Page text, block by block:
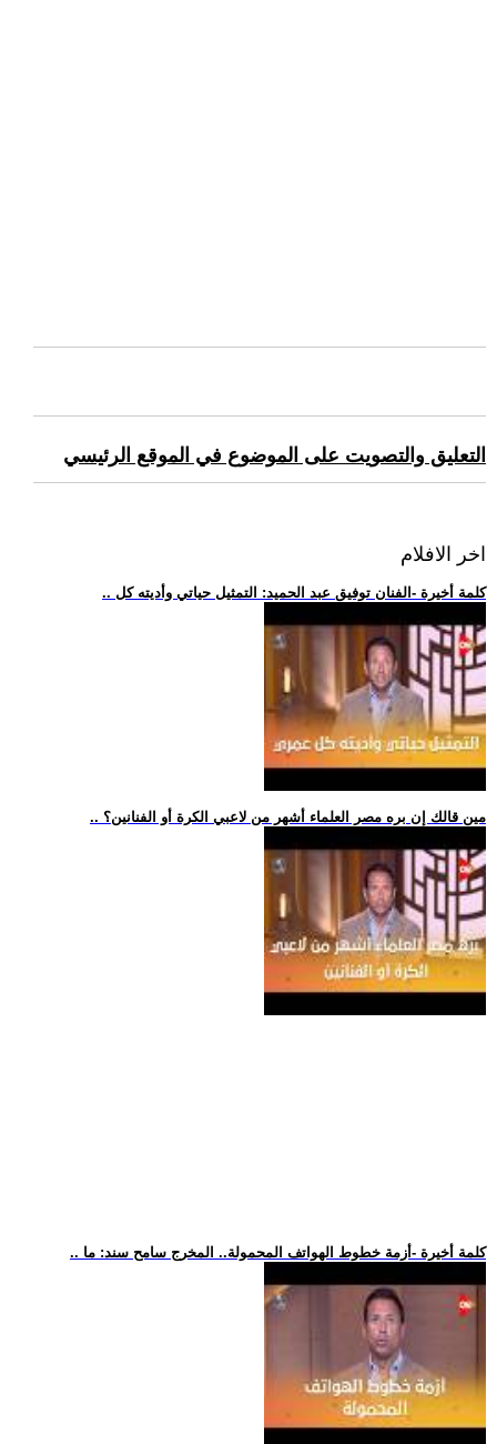
التعليق والتصويت على الموضوع في الموقع الرئيسي
اخر الافلام
.. كلمة أخيرة -الفنان توفيق عبد الحميد: التمثيل حياتي وأديته كل
.. مين قالك إن بره مصر العلماء أشهر من لاعبي الكرة أو الفنانين؟
.. كلمة أخيرة -أزمة خطوط الهواتف المحمولة.. المخرج سامح سند: ما